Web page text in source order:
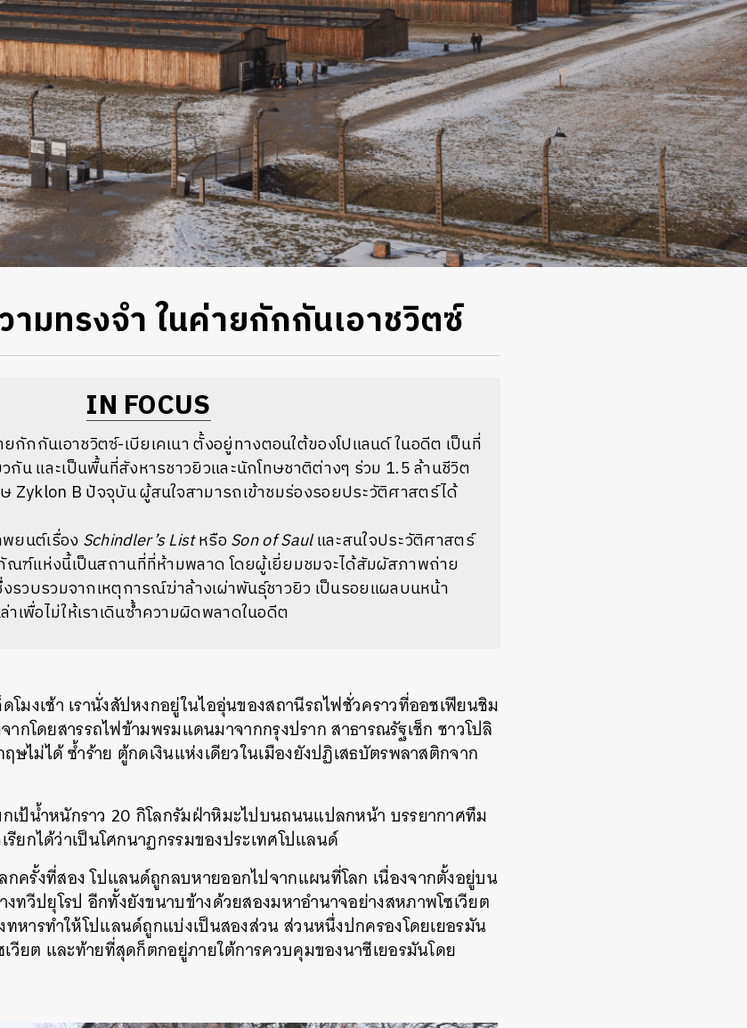
มทรงจำ ในค่ายกักกันเอาชวิตซ์
IN FOCUS
กกันเอาชวิตซ์-เบียเคเนาตั้งอยู่ทางตอนใต้ของโปแลนด์ ในอดีต เป็นที่
น และเป็นพื้นที่สังหารชาวยิวและนักโทษชาติต่างๆ ร่วม 1.5 ล้านชีวิต
Zyklon B ปัจจุบัน ผู้สนใจสามารถเข้าชมร่องรอยประวัติศาสตร์ได้
ยนต์เรื่อง Schindler’s Listหรือ Son of Saulและสนใจประวัติศาสตร์
ณฑ์แห่งนี้เป็นสถานที่ที่ห้ามพลาด โดยผู้เยี่ยมชมจะได้สัมผัสภาพถ่าย
รวบรวมจากเหตุการณ์ฆ่าล้างเผ่าพันธุ์ชาวยิว เป็นรอยแผลบนหน้า
เพื่อไม่ให้เราเดินซ้ำความผิดพลาดในอดีต
โมงเช้า เรานั่งสัปหงกอยู่ในไออุ่นของสถานีรถไฟชั่วคราวที่ออชเฟียนชิม
กโดยสารรถไฟข้ามพรมแดนมาจากกรุงปราก สาธารณรัฐเช็ก ชาวโปลิ
ษไม่ได้ ซ้ำร้าย ตู้กดเงินแห่งเดียวในเมืองยังปฏิเสธบัตรพลาสติกจาก
กเป้น้ำหนักราว 20 กิโลกรัมฝ่าหิมะไปบนถนนแปลกหน้า บรรยากาศทึม
รียกได้ว่าเป็นโศกนาฏกรรมของประเทศโปแลนด์
กครั้งที่สอง โปแลนด์ถูกลบหายออกไปจากแผนที่โลก เนื่องจากตั้งอยู่บน
วีปยุโรป อีกทั้งยังขนาบข้างด้วยสองมหาอำนาจอย่างสหภาพโซเวียต
หารทำให้โปแลนด์ถูกแบ่งเป็นสองส่วน ส่วนหนึ่งปกครองโดยเยอรมัน
วียต และท้ายที่สุดก็ตกอยู่ภายใต้การควบคุมของนาซีเยอรมันโดย